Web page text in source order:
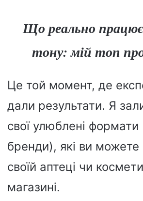
Що реально
тону: мій топ
Це той момент, де
дали результати. Я
свої улюблені формати
бренди), які ви
своїй аптеці чи
магазині.